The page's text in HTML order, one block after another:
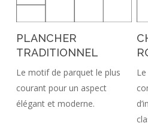
PLANCHER
TRADITIONNEL
Le motif de parquet le plus
courant pour un aspect
élégant et moderne.